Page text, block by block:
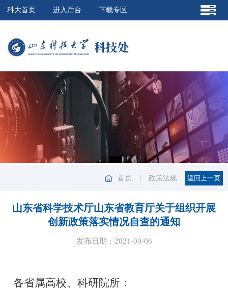
科大首页 进入后台 下载专区
首页 | 政策法规
山东省科学技术厅山东省教育厅关于组织开展
创新政策落实情况自查的通知
发布日期：2021-09-06
各省属高校、科研院所：